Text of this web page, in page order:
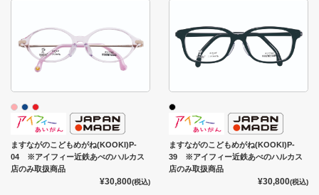
ますながのこどもめがね(KOOKI)P-
04 ※アイフィー近鉄あべのハルカス
店のみ取扱商品
¥30,800(税込)
ますながのこどもめがね(KOOKI)P-
39 ※アイフィー近鉄あべのハルカス
店のみ取扱商品
¥30,800(税込)